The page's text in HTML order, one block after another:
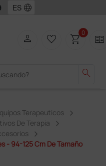
language
search
person favorite_border shopping_cart0 two_pager
Terapeuticos
De Terapia
- 94-125 Cm De Tamaño